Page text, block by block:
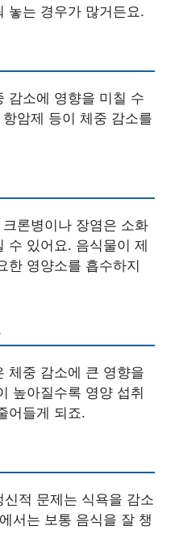
놓는 경우가 많거든요.
감소에 영향을 미칠 수
암제 등이 체중 감소를
론병이나 장염은 소화
수 있어요. 음식물이 제
한 영양소를 흡수하지
체중 감소에 큰 영향을
높아질수록 영양 섭취
어들게 되죠.
적 문제는 식욕을 감소
서는 보통 음식을 잘 챙